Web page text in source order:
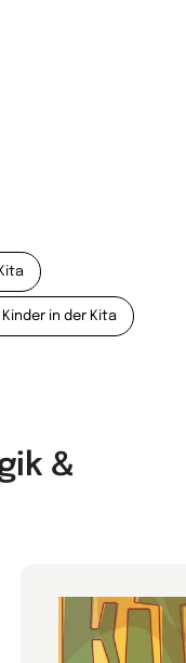
Kinder in der Kita
&